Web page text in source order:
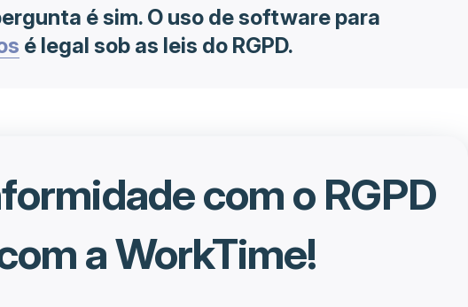
é sim. O uso de software para
é legal sob as leis do RGPD.
com o RGPD
a WorkTime!